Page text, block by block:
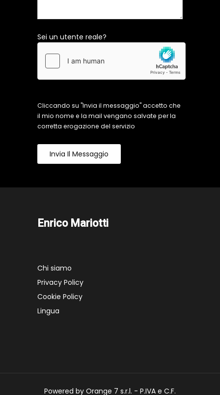
Sei un utente reale?
Cliccando su "Invia il messaggio" accetto che
il mio nome e la mail vengano salvate per la
corretta erogazione del servizio
Invia Il Messaggio
Enrico Mariotti
Chi siamo
Privacy Policy
Cookie Policy
Lingua
Powered by Orange 7 s.r.l. - P.IVA e C.F.